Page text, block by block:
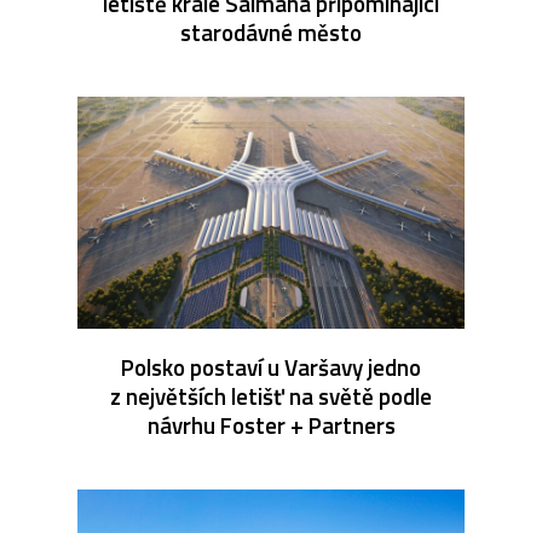
starodávné město
Polsko postaví u Varšavy jedno
z největších letišť na světě podle
návrhu Foster + Partners